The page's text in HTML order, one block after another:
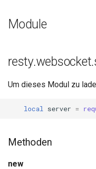
immerse
internal-redirect
ipscrub
jpeg
js-challenge
Module
Um dieses Modul zu
local server =
Methoden
new